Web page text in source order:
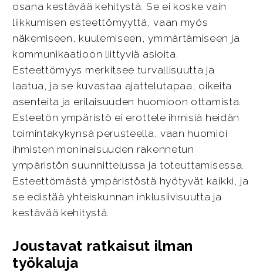
osana kestävää kehitystä. Se ei koske vain
liikkumisen esteettömyyttä, vaan myös
näkemiseen, kuulemiseen, ymmärtämiseen ja
kommunikaatioon liittyviä asioita.
Esteettömyys merkitsee turvallisuutta ja
laatua, ja se kuvastaa ajattelutapaa, oikeita
asenteita ja erilaisuuden huomioon ottamista.
Esteetön ympäristö ei erottele ihmisiä heidän
toimintakykynsä perusteella, vaan huomioi
ihmisten moninaisuuden rakennetun
ympäristön suunnittelussa ja toteuttamisessa.
Esteettömästä ympäristöstä hyötyvät kaikki, ja
se edistää yhteiskunnan inklusiivisuutta ja
kestävää kehitystä.
Joustavat ratkaisut ilman
työkaluja